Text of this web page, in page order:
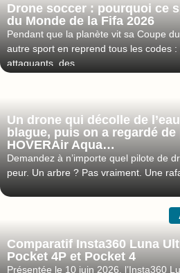
Drone soccer : pourquoi ce
du Monde de la Fifa 2026
Pendant que la planète vit sa Coupe
autre sport en reprend tous les codes
attaquants, des
Un drone qui décolle de
blague, puis on a regardé
HOVERAir Aqua…
Demandez à n’importe quel pilote de
peur. Un arbre ? Pas vraiment. Une
Comparatif Insta360 Luna
Pocket 4P et Pocket 4
Présentée le 10 juin 2026, l’Insta360